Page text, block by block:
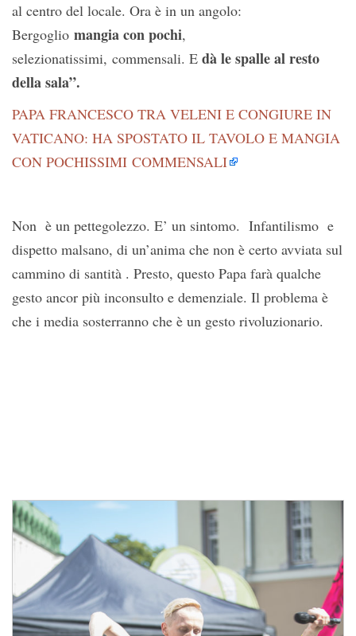
al centro del locale. Ora è in un angolo:
Bergoglio mangia con pochi,
selezionatissimi, commensali. E dà le spalle al resto
della sala”.
PAPA FRANCESCO TRA VELENI E CONGIURE IN
VATICANO: HA SPOSTATO IL TAVOLO E MANGIA
CON POCHISSIMI COMMENSALI
Non è un pettegolezzo. E’ un sintomo. Infantilismo e
dispetto malsano, di un’anima che non è certo avviata sul
cammino di santità . Presto, questo Papa farà qualche
gesto ancor più inconsulto e demenziale. Il problema è
che i media sosterranno che è un gesto rivoluzionario.